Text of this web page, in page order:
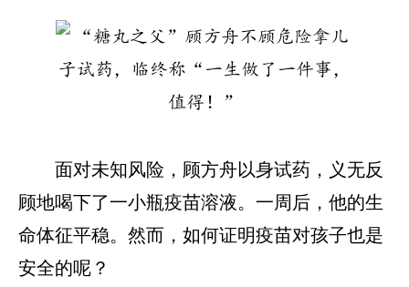
面对未知风险，顾方舟以身试药，义无反
顾地喝下了一小瓶疫苗溶液。一周后，他的生
命体征平稳。然而，如何证明疫苗对孩子也是
安全的呢？